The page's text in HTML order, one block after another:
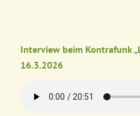
Interview beim Kontrafunk
16.3.2026